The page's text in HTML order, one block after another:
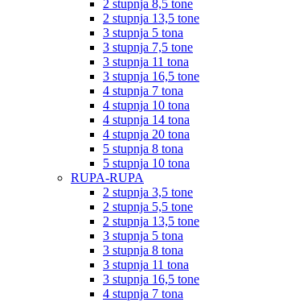
2 stupnja 8,5 tone
2 stupnja 13,5 tone
3 stupnja 5 tona
3 stupnja 7,5 tone
3 stupnja 11 tona
3 stupnja 16,5 tone
4 stupnja 7 tona
4 stupnja 10 tona
4 stupnja 14 tona
4 stupnja 20 tona
5 stupnja 8 tona
5 stupnja 10 tona
RUPA-RUPA
2 stupnja 3,5 tone
2 stupnja 5,5 tone
2 stupnja 13,5 tone
3 stupnja 5 tona
3 stupnja 8 tona
3 stupnja 11 tona
3 stupnja 16,5 tone
4 stupnja 7 tona